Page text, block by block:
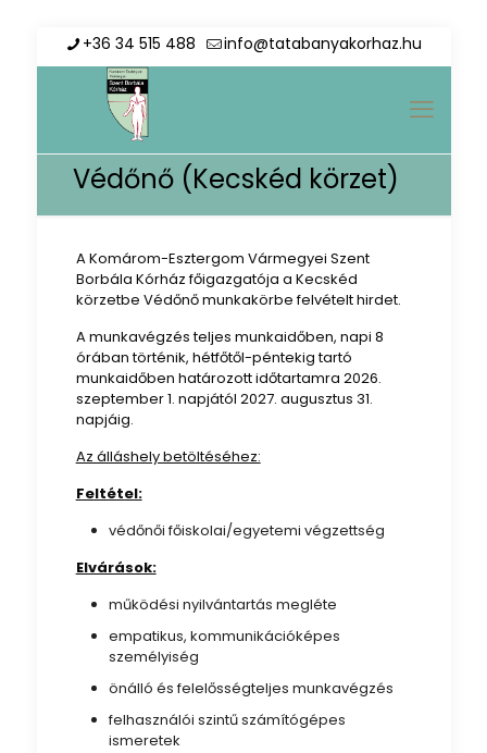
+36 34 515 488 info@tatabanyakorhaz.hu
Védőnő (Kecskéd körzet)
A Komárom-Esztergom Vármegyei Szent
Borbála Kórház főigazgatója a Kecskéd
körzetbe Védőnő munkakörbe felvételt hirdet.
A munkavégzés teljes munkaidőben, napi 8
órában történik, hétfőtől-péntekig tartó
munkaidőben határozott időtartamra 2026.
szeptember 1. napjától 2027. augusztus 31.
napjáig.
Az álláshely betöltéséhez:
Feltétel:
védőnői főiskolai/egyetemi végzettség
Elvárások:
működési nyilvántartás megléte
empatikus, kommunikációképes
személyiség
önálló és felelősségteljes munkavégzés
felhasználói szintű számítógépes
ismeretek